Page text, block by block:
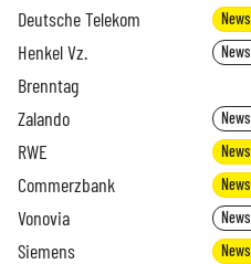
Deutsche Telekom News
Henkel Vz. News
Brenntag
Zalando News
RWE News
Commerzbank News
Vonovia News
Siemens News